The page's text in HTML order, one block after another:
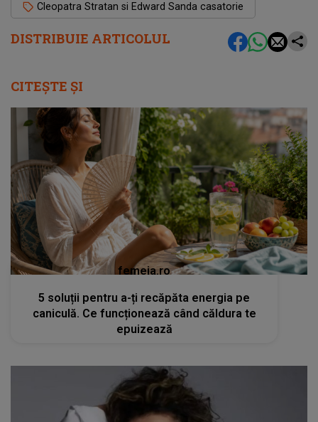
DISTRIBUIE ARTICOLUL
Cleopatra Stratan si Edward Sanda casatorie
CITEȘTE ȘI
femeia.ro
5 soluții pentru a-ți recăpăta energia pe
caniculă. Ce funcționează când căldura te
epuizează